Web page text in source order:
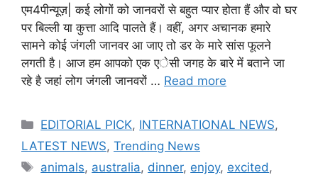
एम4पीन्यूज़| कई लोगों को जानवरों से बहुत प्यार होता हैं और वो घर
पर बिल्ली या कुत्ता आदि पालते हैं। वहीं, अगर अचानक हमारे
सामने कोई जंगली जानवर आ जाए तो डर के मारे सांस फूलने
लगती है। आज हम आपको एक एेसी जगह के बारे में बताने जा
रहे है जहां लोग जंगली जानवरों … Read more
Categories
EDITORIAL PICK, INTERNATIONAL NEWS,
LATEST NEWS, Trending News
Tags
animals, australia, dinner, enjoy, excited ,